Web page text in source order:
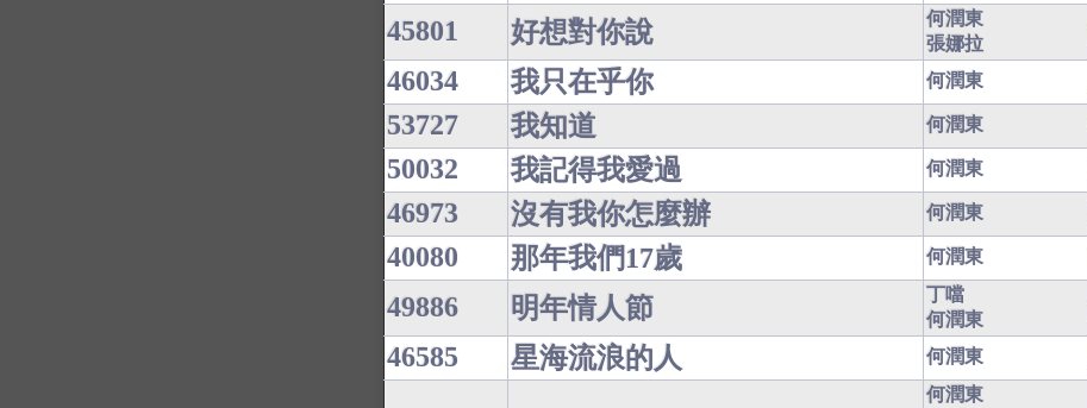
45801
好想對你說
何潤東
張娜拉
46034
我只在乎你 何潤東
53727
我知道 何潤東
50032
我記得我愛過 何潤東
46973
沒有我你怎麼辦 何潤東
40080
那年我們17歲 何潤東
49886
明年情人節
丁噹
何潤東
46585
星海流浪的人 何潤東
何潤東